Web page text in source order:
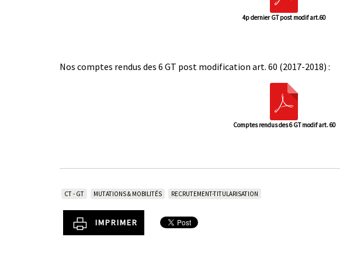
4p dernier GT post modif art.60
Nos comptes rendus des 6 GT post modification art. 60 (2017-2018) :
Comptes rendus des 6 GT modif art. 60
CT - GT MUTATIONS & MOBILITÉS RECRUTEMENT-TITULARISATION
IMPRIMER